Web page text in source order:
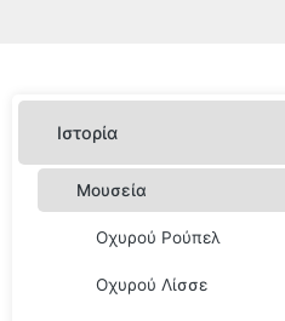
Ιστορία
Μουσεία
Οχυρού Ρούπελ
Οχυρού Λίσσε